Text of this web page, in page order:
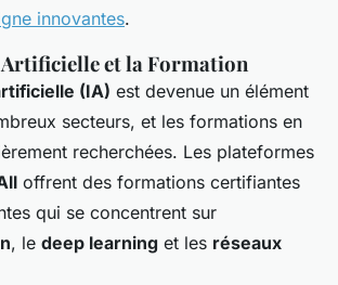
innovantes.
et la Formation
(IA) est devenue un élément
secteurs, et les formations en
recherchées. Les plateformes
offrent des formations certifiantes
qui se concentrent sur
, le deep learning et les réseaux